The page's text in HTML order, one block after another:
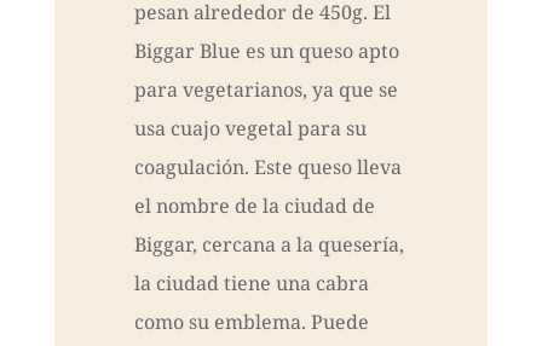
pesan alrededor de 450g. El
Biggar Blue es un queso apto
para vegetarianos, ya que se
usa cuajo vegetal para su
coagulación. Este queso lleva
el nombre de la ciudad de
Biggar, cercana a la quesería,
la ciudad tiene una cabra
como su emblema. Puede